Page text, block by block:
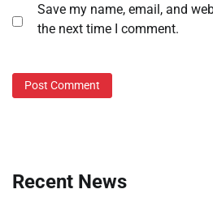
Save my name, email, and
the next time I comment.
Recent News